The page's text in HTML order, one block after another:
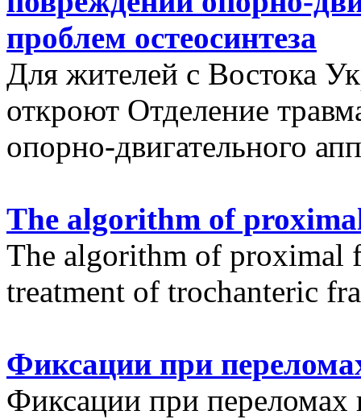
проблем остеосинтеза
Для жителей с Востока
откроют Отделение
опорно-двигательного
The algorithm of
The algorithm of proximal
treatment of trochanteric
Фиксации при
Фиксации при переломах